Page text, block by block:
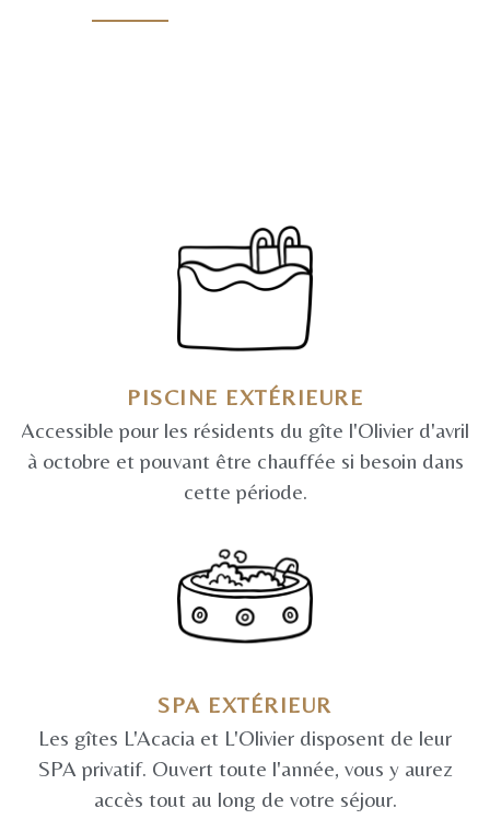
PISCINE EXTÉRIEURE
Accessible pour les résidents du gîte l'Olivier d'avril
à octobre et pouvant être chauffée si besoin dans
cette période.
SPA EXTÉRIEUR
Les gîtes L'Acacia et L'Olivier disposent de leur
SPA privatif. Ouvert toute l'année, vous y aurez
accès tout au long de votre séjour.